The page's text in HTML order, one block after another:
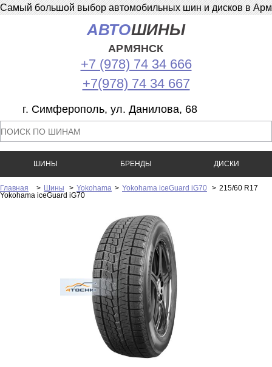
Самый большой выбор автомобильных шин и дисков в
АВТОШИНЫ
АРМЯНСК
+7 (978) 74 34 666
+7(978) 74 34 667
г. Симферополь, ул. Данилова, 68
ШИНЫ БРЕНДЫ ДИСКИ
Главная > Шины > Yokohama > Yokohama iceGuard iG70 > 215/60 R17
Yokohama iceGuard iG70